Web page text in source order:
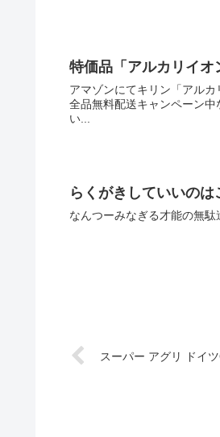
特価品「アルカリイ
アマゾンにてキリン「アル
全品無料配送キャンペーン中なのでこんな
い...
らくがきしていいのは
スーパー アグリ ドイ